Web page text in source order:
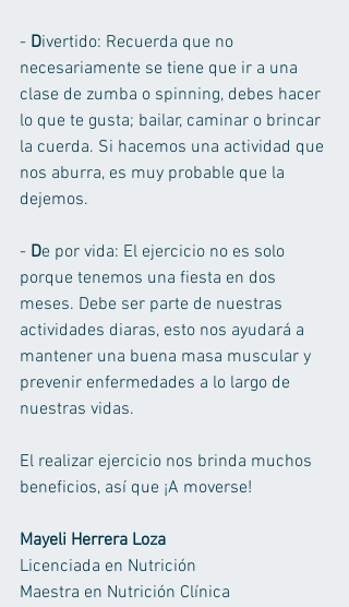
- Divertido: Recuerda que no
necesariamente se tiene que ir a una
clase de zumba o spinning, debes hacer
lo que te gusta; bailar, caminar o brincar
la cuerda. Si hacemos una actividad que
nos aburra, es muy probable que la
dejemos.
- De por vida: El ejercicio no es solo
porque tenemos una fiesta en dos
meses. Debe ser parte de nuestras
actividades diaras, esto nos ayudará a
mantener una buena masa muscular y
prevenir enfermedades a lo largo de
nuestras vidas.
El realizar ejercicio nos brinda muchos
beneficios, así que ¡A moverse!
Mayeli Herrera Loza
Licenciada en Nutrición
Maestra en Nutrición Clínica